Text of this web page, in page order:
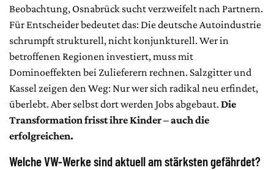
Beobachtung, Osnabrück sucht verzweifelt nach Partnern.
Für Entscheider bedeutet das: Die deutsche Autoindustrie
schrumpft strukturell, nicht konjunkturell. Wer in
betroffenen Regionen investiert, muss mit
Dominoeffekten bei Zulieferern rechnen. Salzgitter und
Kassel zeigen den Weg: Nur wer sich radikal neu erfindet,
überlebt. Aber selbst dort werden Jobs abgebaut. Die
Transformation frisst ihre Kinder – auch die
erfolgreichen.
Welche VW-Werke sind aktuell am stärksten gefährdet?